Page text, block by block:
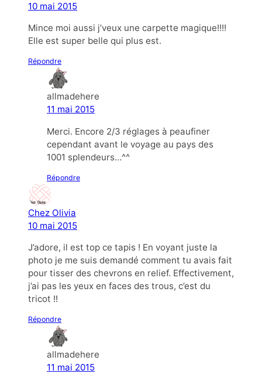
10 mai 2015
Mince moi aussi j’veux une carpette magique!!!!
Elle est super belle qui plus est.
Répondre
allmadehere
11 mai 2015
Merci. Encore 2/3 réglages à peaufiner
cependant avant le voyage au pays des
1001 splendeurs…^^
Répondre
Chez Olivia
10 mai 2015
J’adore, il est top ce tapis ! En voyant juste la
photo je me suis demandé comment tu avais fait
pour tisser des chevrons en relief. Effectivement,
j’ai pas les yeux en faces des trous, c’est du
tricot !!
Répondre
allmadehere
11 mai 2015